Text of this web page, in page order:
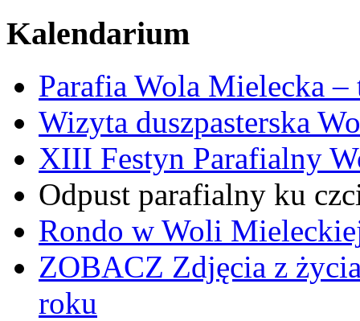
Kalendarium
Parafia Wola Mielecka
Wizyta duszpasterska
XIII Festyn Parafialny
Odpust parafialny ku
Rondo w Woli
ZOBACZ Zdjęcia z
roku